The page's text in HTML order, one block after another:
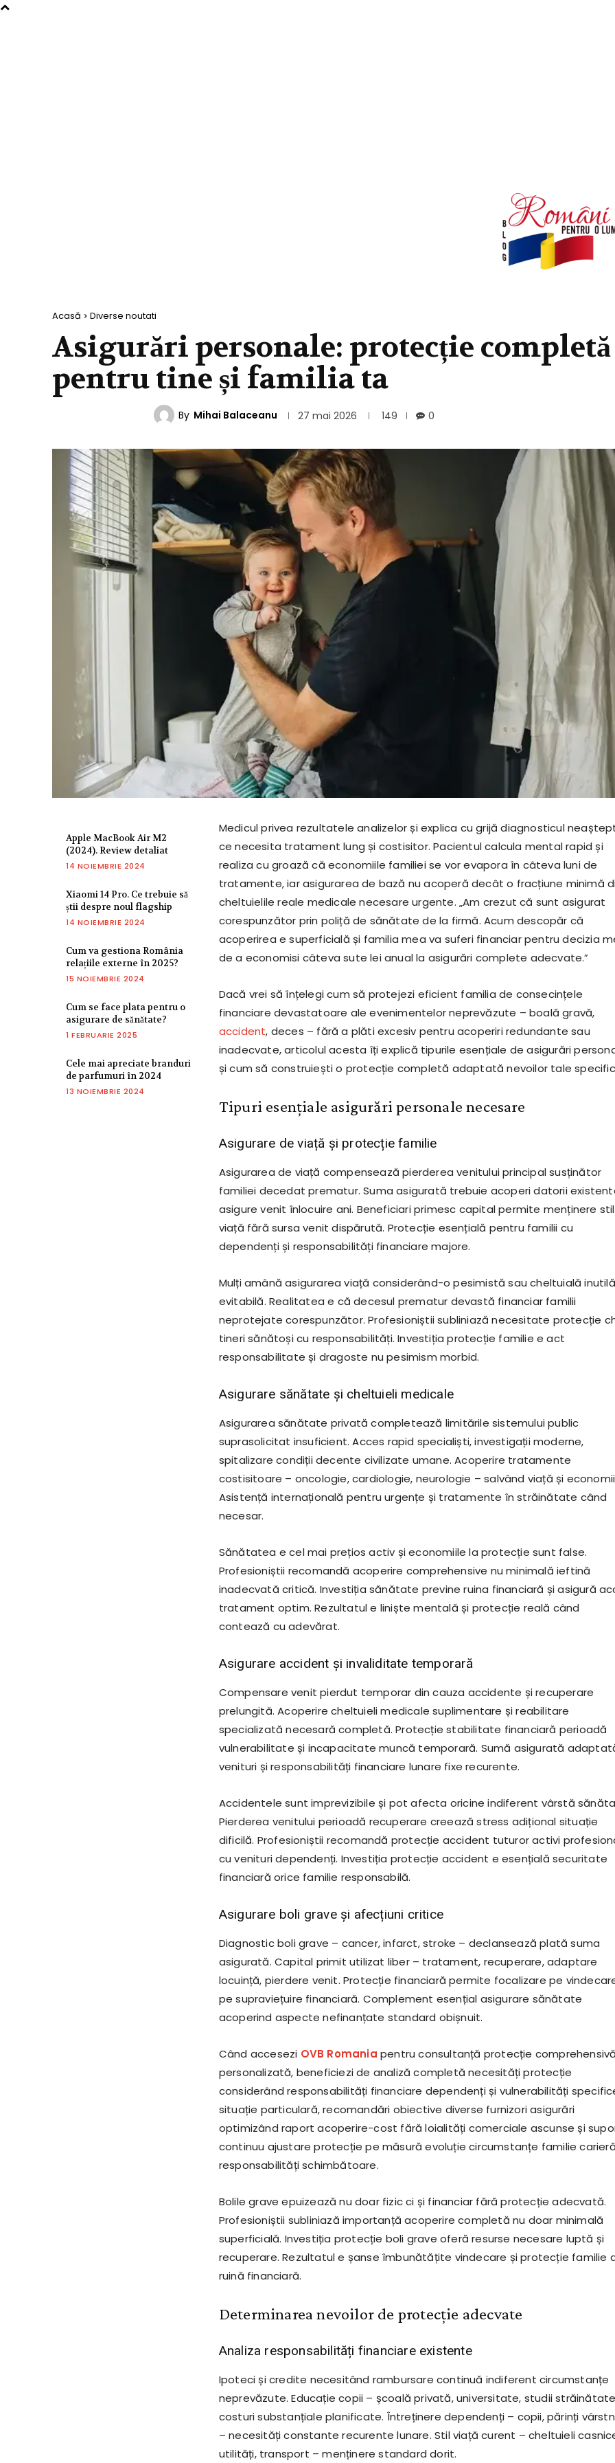
Acasă Diverse noutati
Asigurări personale: protecție completă
pentru tine și familia ta
By Mihai Balaceanu 27 mai 2026 149 0
Apple MacBook Air M2
(2024). Review detaliat
14 NOIEMBRIE 2024
Xiaomi 14 Pro. Ce trebuie să
știi despre noul flagship
14 NOIEMBRIE 2024
Cum va gestiona România
relațiile externe în 2025?
15 NOIEMBRIE 2024
Cum se face plata pentru o
asigurare de sănătate?
1 FEBRUARIE 2025
Cele mai apreciate branduri
de parfumuri în 2024
13 NOIEMBRIE 2024
Medicul privea rezultatele analizelor și explica cu grijă diagnosticul
ce necesita tratament lung și costisitor. Pacientul calcula mental rapid și
realiza cu groază că economiile familiei se vor evapora în câteva luni de
tratamente, iar asigurarea de bază nu acoperă decât o fracțiune minimă
cheltuielile reale medicale necesare urgente. „Am crezut că sunt asigurat
corespunzător prin poliță de sănătate de la firmă. Acum descopăr că
acoperirea e superficială și familia mea va suferi financiar pentru decizia
de a economisi câteva sute lei anual la asigurări complete adecvate.”
Dacă vrei să înțelegi cum să protejezi eficient familia de consecințele
financiare devastatoare ale evenimentelor neprevăzute – boală gravă,
accident, deces – fără a plăti excesiv pentru acoperiri redundante sau
inadecvate, articolul acesta îți explică tipurile esențiale de asigurări
și cum să construiești o protecție completă adaptată nevoilor tale
Tipuri esențiale asigurări personale necesare
Asigurare de viață și protecție familie
Asigurarea de viață compensează pierderea venitului principal susținător
familiei decedat prematur. Suma asigurată trebuie acoperi datorii
asigure venit înlocuire ani. Beneficiari primesc capital permite menținere stil
viață fără sursa venit dispărută. Protecție esențială pentru familii cu
dependenți și responsabilități financiare majore.
Mulți amână asigurarea viață considerând-o pesimistă sau cheltuială inutilă
evitabilă. Realitatea e că decesul prematur devastă financiar familii
neprotejate corespunzător. Profesioniștii subliniază necesitate protecție
tineri sănătoși cu responsabilități. Investiția protecție familie e act
responsabilitate și dragoste nu pesimism morbid.
Asigurare sănătate și cheltuieli medicale
Asigurarea sănătate privată completează limitările sistemului public
suprasolicitat insuficient. Acces rapid specialiști, investigații moderne,
spitalizare condiții decente civilizate umane. Acoperire tratamente
costisitoare – oncologie, cardiologie, neurologie – salvând viață și
Asistență internațională pentru urgențe și tratamente în străinătate când
necesar.
Sănătatea e cel mai prețios activ și economiile la protecție sunt false.
Profesioniștii recomandă acoperire comprehensive nu minimală ieftină
inadecvată critică. Investiția sănătate previne ruina financiară și asigură
tratament optim. Rezultatul e liniște mentală și protecție reală când
contează cu adevărat.
Asigurare accident și invaliditate temporară
Compensare venit pierdut temporar din cauza accidente și recuperare
prelungită. Acoperire cheltuieli medicale suplimentare și reabilitare
specializată necesară completă. Protecție stabilitate financiară perioadă
vulnerabilitate și incapacitate muncă temporară. Sumă asigurată
venituri și responsabilități financiare lunare fixe recurente.
Accidentele sunt imprevizibile și pot afecta oricine indiferent vârstă
Pierderea venitului perioadă recuperare creează stress adițional situație
dificilă. Profesioniștii recomandă protecție accident tuturor activi
cu venituri dependenți. Investiția protecție accident e esențială securitate
financiară orice familie responsabilă.
Asigurare boli grave și afecțiuni critice
Diagnostic boli grave – cancer, infarct, stroke – declansează plată suma
asigurată. Capital primit utilizat liber – tratament, recuperare, adaptare
locuință, pierdere venit. Protecție financiară permite focalizare pe
pe supraviețuire financiară. Complement esențial asigurare sănătate
acoperind aspecte nefinanțate standard obișnuit.
Când accesezi OVB Romania pentru consultanță protecție comprehensivă
personalizată, beneficiezi de analiză completă necesități protecție
considerând responsabilități financiare dependenți și vulnerabilități
situație particulară, recomandări obiective diverse furnizori asigurări
optimizând raport acoperire-cost fără loialități comerciale ascunse și
continuu ajustare protecție pe măsură evoluție circumstanțe familie carieră
responsabilități schimbătoare.
Bolile grave epuizează nu doar fizic ci și financiar fără protecție adecvată.
Profesioniștii subliniază importanță acoperire completă nu doar minimală
superficială. Investiția protecție boli grave oferă resurse necesare luptă și
recuperare. Rezultatul e șanse îmbunătățite vindecare și protecție familie
ruină financiară.
Determinarea nevoilor de protecție adecvate
Analiza responsabilități financiare existente
Ipoteci și credite necesitând rambursare continuă indiferent circumstanțe
neprevăzute. Educație copii – școală privată, universitate, studii
costuri substanțiale planificate. Întreținere dependenți – copii, părinți
– necesități constante recurente lunare. Stil viață curent – cheltuieli
utilități, transport – menținere standard dorit.